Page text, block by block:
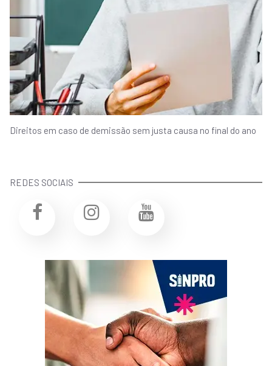
Direitos em caso de demissão sem justa causa no final do ano
REDES SOCIAIS